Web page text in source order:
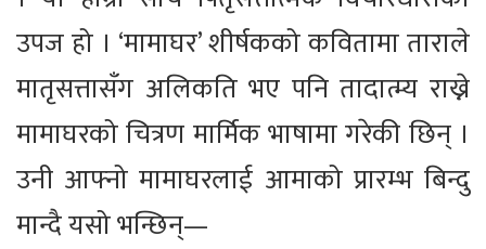
उपज हो । ‘मामाघर’ शीर्षकको कवितामा ताराले
मातृसत्तासँग अलिकति भए पनि तादात्म्य राख्ने
मामाघरको चित्रण मार्मिक भाषामा गरेकी छिन् ।
उनी आफ्नो मामाघरलाई आमाको प्रारम्भ बिन्दु
मान्दै यसो भन्छिन्—